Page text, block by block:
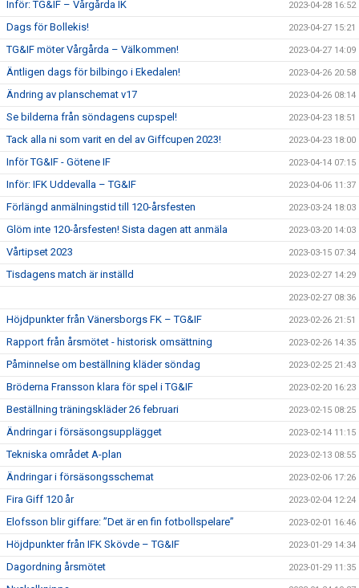
Inför: TG&IF – Vårgårda IK 2023-04-28 16:52
Dags för Bollekis! 2023-04-27 15:21
TG&IF möter Vårgårda – Välkommen! 2023-04-27 14:09
Äntligen dags för bilbingo i Ekedalen! 2023-04-26 20:58
Ändring av planschemat v17 2023-04-26 08:14
Se bilderna från söndagens cupspel! 2023-04-23 18:51
Tack alla ni som varit en del av Giffcupen 2023! 2023-04-23 18:00
Inför TG&IF - Götene IF 2023-04-14 07:15
Inför: IFK Uddevalla – TG&IF 2023-04-06 11:37
Förlängd anmälningstid till 120-årsfesten 2023-03-24 18:03
Glöm inte 120-årsfesten! Sista dagen att anmäla 2023-03-20 14:03
Vårtipset 2023 2023-03-15 07:34
Tisdagens match är inställd 2023-02-27 14:29
2023-02-27 08:36
Höjdpunkter från Vänersborgs FK – TG&IF 2023-02-26 21:51
Rapport från årsmötet - historisk omsättning 2023-02-26 14:35
Påminnelse om beställning kläder söndag 2023-02-25 21:43
Bröderna Fransson klara för spel i TG&IF 2023-02-20 16:23
Beställning träningskläder 26 februari 2023-02-15 08:25
Ändringar i försäsongsupplägget 2023-02-14 11:15
Tekniska området A-plan 2023-02-13 08:55
Ändringar i försäsongsschemat 2023-02-06 17:26
Fira Giff 120 år 2023-02-04 12:24
Elofsson blir giffare: ”Det är en fin fotbollspelare” 2023-02-01 16:46
Höjdpunkter från IFK Skövde – TG&IF 2023-01-29 14:34
Dagordning årsmötet 2023-01-29 11:35